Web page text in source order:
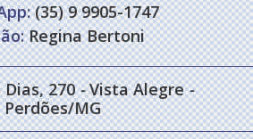
(35) 9 9905-1747
Regina Bertoni
270- Vista Alegre-
Perdões/MG